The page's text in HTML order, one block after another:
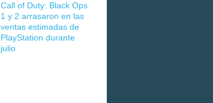
Call of Duty: Black Ops
1 y 2 arrasaron en las
ventas estimadas de
PlayStation durante
julio